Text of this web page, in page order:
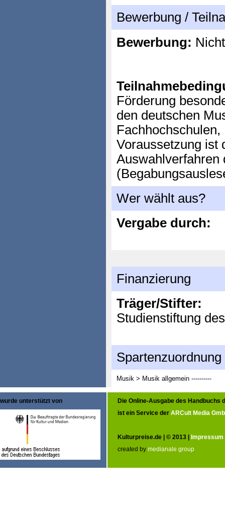
Bewerbung /
Bewerbung:
Förderung
den deutschen
Voraussetzung ist
Auswahlverfahren
Wer wählt aus?
Vergabe durch:
Finanzierung
Träger/Stifter:
Studienstiftung
Spartenzuordnung
Musik > Musik allgemein ----------
wurde unterstützt von
Die Online-Ausgabe des Handbuchs
ist ein Service der ARCult Media
Kulturpreise.de | © 2013 | Impressum
created by medianale group